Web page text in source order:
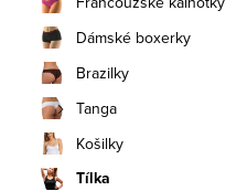
n
e
l
Dámské boxerky
Brazilky
Tanga
Košilky
Tílka